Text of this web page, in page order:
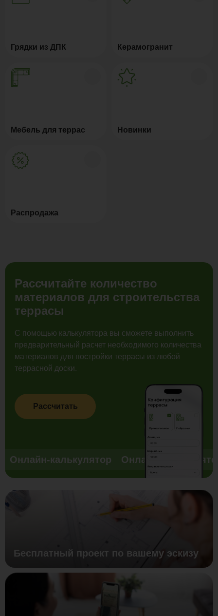
Грядки из ДПК Керамогранит
Мебель для террас Новинки
Распродажа
Рассчитайте количество
материалов для строительства
террасы
С помощью калькулятора вы сможете выполнить
предварительный расчет необходимого количества
материалов для постройки террасы из любой
террасной доски.
Рассчитать
Онлайн-калькулятор Онлайн-
Бесплатный проект по вашему эскизу